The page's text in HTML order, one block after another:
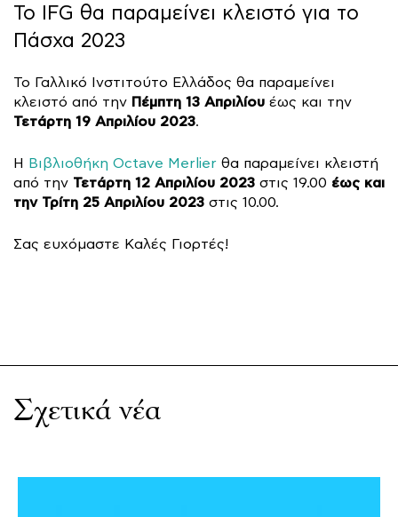
Το IFG θα παραμείνει κλειστό για το
Πάσχα 2023
Το Γαλλικό Ινστιτούτο Ελλάδος θα παραμείνει
κλειστό από την Πέμπτη 13 Απριλίου έως και την
Τετάρτη 19 Απριλίου 2023.
Η Βιβλιοθήκη Octave Merlier θα παραμείνει κλειστή
από την Τετάρτη 12 Απριλίου 2023 στις 19.00 έως και
την Τρίτη 25 Απριλίου 2023 στις 10.00.
Σας ευχόμαστε Καλές Γιορτές!
Σχετικά νέα